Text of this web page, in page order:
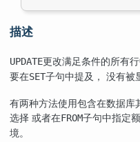
描述
UPDATE更改满足条件的所有
要在SET子句中提及， 没有被
有两种方法使用包含在数据
选择 或者在FROM子句中指定
境。